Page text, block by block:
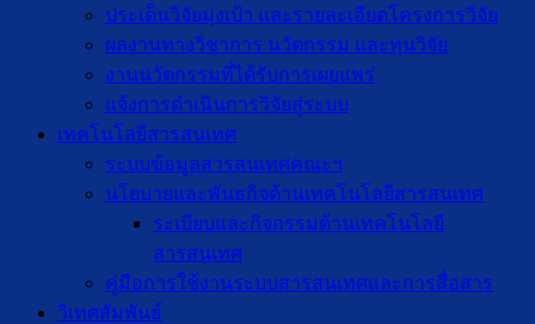
ประเด็นวิจัยมุ่งเป้า และรายละเอียดโครงการวิจัย
ผลงานทางวิชาการ นวัตกรรม และทุนวิจัย
งานนวัตกรรมที่ได้รับการเผยแพร่
แจ้งการดำเนินการวิจัยสู่ระบบ
เทคโนโลยีสารสนเทศ
ระบบข้อมูลสารสนเทศคณะฯ
นโยบายและพันธกิจด้านเทคโนโลยีสารสนเทศ
ระเบียบและกิจกรรมด้านเทคโนโลยี
สารสนเทศ
คู่มือการใช้งานระบบสารสนเทศและการสื่อสาร
วิเทศสัมพันธ์